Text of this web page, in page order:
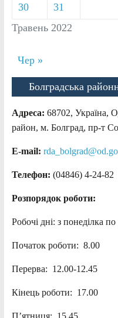
Травень 2022
30 31
Чер »
Болградська
Адреса: 68702, Україна,
район, м. Болград, пр-т
E-mail:
Телефон: (04846) 4-24-82
Розпорядок роботи:
Робочі дні: з понеділка
Початок роботи: 8.00
Перерва: 12.00-12.45
Кінець роботи: 17.00
П’ятниця: 15.45